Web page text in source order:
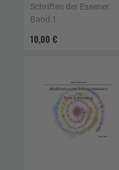
10,00 €
Schriften der Essener
Band 1